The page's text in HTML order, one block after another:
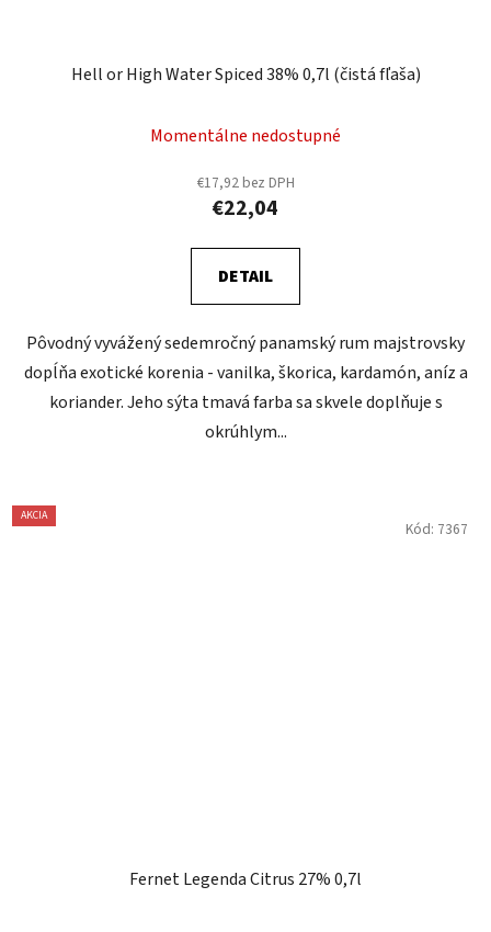
Hell or High Water Spiced 38% 0,7l (čistá fľaša)
Momentálne nedostupné
€17,92 bez DPH
€22,04
DETAIL
Pôvodný vyvážený sedemročný panamský rum majstrovsky
dopĺňa exotické korenia - vanilka, škorica, kardamón, aníz a
koriander. Jeho sýta tmavá farba sa skvele doplňuje s
okrúhlym...
AKCIA
Fernet Legenda Citrus 27% 0,7l
Kód: 7367